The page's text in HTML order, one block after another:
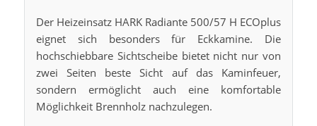
Der Heizeinsatz HARK Radiante 500/57 H ECOplus
eignet sich besonders für Eckkamine. Die
hochschiebbare Sichtscheibe bietet nicht nur von
zwei Seiten beste Sicht auf das Kaminfeuer,
sondern ermöglicht auch eine komfortable
Möglichkeit Brennholz nachzulegen.